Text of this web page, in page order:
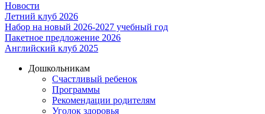
Новости
Летний клуб 2026
Набор на новый 2026-2027 учебный год
Пакетное предложение 2026
Английский клуб 2025
Дошкольникам
Счастливый ребенок
Программы
Рекомендации родителям
Уголок здоровья